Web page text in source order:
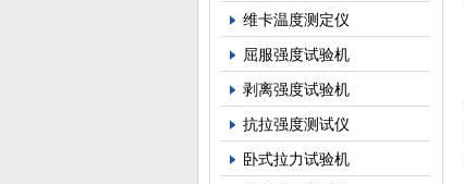
维卡温度测定仪
屈服强度试验机
剥离强度试验机
抗拉强度测试仪
卧式拉力试验机